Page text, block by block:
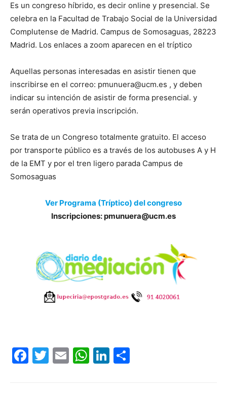
Es un congreso híbrido, es decir online y presencial. Se
celebra en la Facultad de Trabajo Social de la Universidad
Complutense de Madrid. Campus de Somosaguas, 28223
Madrid. Los enlaces a zoom aparecen en el tríptico
Aquellas personas interesadas en asistir tienen que
inscribirse en el correo: pmunuera@ucm.es , y deben
indicar su intención de asistir de forma presencial. y
serán operativos previa inscripción.
Se trata de un Congreso totalmente gratuito. El acceso
por transporte público es a través de los autobuses A y H
de la EMT y por el tren ligero parada Campus de
Somosaguas
Ver Programa (Tríptico) del congreso
Inscripciones: pmunuera@ucm.es
Facebook
Twitter
EmailWhatsApp
LinkedIn